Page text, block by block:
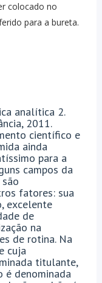
colocado no
para a bureta.
analítica 2.
2011.
científico e
ainda
para a
campos da
fatores: sua
excelente
de
na
de rotina. Na
cuja
titulante,
é denominada